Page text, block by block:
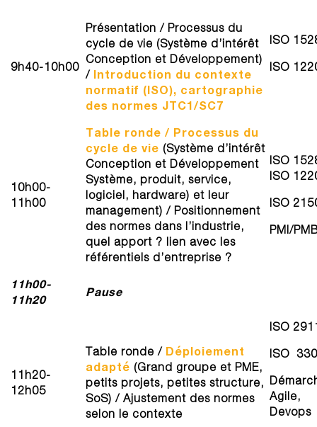
9h40-10h00
Présentation / Processus du
cycle de vie (Système d’intérêt
Conception et Développement)
/ Introduction du contexte
normatif (ISO), cartographie
des normes JTC1/SC7
ISO
ISO
10h00-
11h00
Table ronde / Processus du
cycle de vie (Système d’intérêt
Conception et Développement
Système, produit, service,
logiciel, hardware) et leur
management) / Positionnement
des normes dans l’industrie,
quel apport ? lien avec les
référentiels d’entreprise ?
ISO
ISO
ISO
PMI/
11h00-
11h20
Pause
11h20-
12h05
Table ronde / Déploiement
adapté (Grand groupe et PME,
petits projets, petites structure,
SoS) / Ajustement des normes
selon le contexte
ISO
ISO
Agile,
Devops